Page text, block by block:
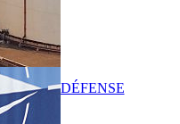
DÉFENSE